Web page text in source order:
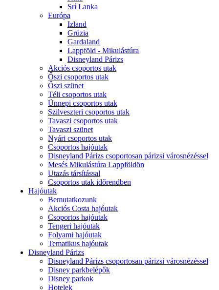
Srí Lanka
Európa
Izland
Grúzia
Gardaland
Lappföld - Mikulástúra
Disneyland Párizs
Akciós csoportos utak
Őszi csoportos utak
Őszi szünet
Téli csoportos utak
Ünnepi csoportos utak
Szilveszteri csoportos utak
Tavaszi csoportos utak
Tavaszi szünet
Nyári csoportos utak
Csoportos hajóutak
Disneyland Párizs csoportosan párizsi városnézéssel
Mesés Mikulástúra Lappföldön
Utazás társítással
Csoportos utak időrendben
Hajóutak
Bemutatkozunk
Akciós Costa hajóutak
Csoportos hajóutak
Tengeri hajóutak
Folyami hajóutak
Tematikus hajóutak
Disneyland Párizs
Disneyland Párizs csoportosan párizsi városnézéssel
Disney parkbelépők
Disney parkok
Hotelek